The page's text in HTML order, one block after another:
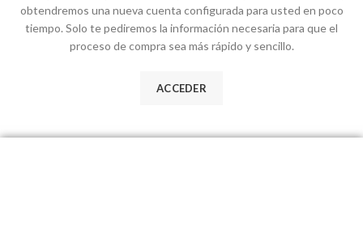
obtendremos una nueva cuenta configurada para usted en poco
tiempo. Solo te pediremos la información necesaria para que el
proceso de compra sea más rápido y sencillo.
ACCEDER